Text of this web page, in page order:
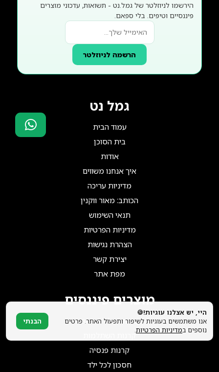
הירשמו לניוזלטר של גמל.נט - תשואות, עדכוני מוצרים
פיננסיים וטיפים. בלי ספאם.
הרשמה לניוזלטר
גמל נט
עמוד הבית
בית הסוכן
אודות
איך אנחנו משווים
מדיניות עריכה
הכותב: מאור ווקנין
תנאי השימוש
מדיניות הפרטיות
הצהרת נגישות
יצירת קשר
מפת אתר
מוצרים פיננסים
קופות גמל להשקעה
קרנות השתלמות
קרנות פנסיה
חסכון לכל ילד
היי, יש אצלנו עוגיות!🍪
אנו משתמשים בעוגיות לשיפור ותפעול האתר. פרטים
נוספים במדיניות הפרטיות.
הבנתי